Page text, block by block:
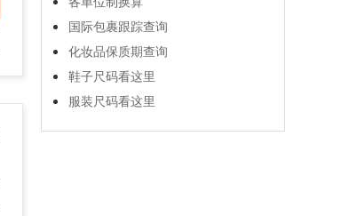
国际包裹跟踪查询
化妆品保质期查询
鞋子尺码看这里
服装尺码看这里